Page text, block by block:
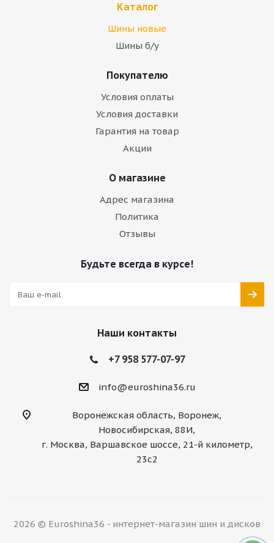
Каталог
Шины новые
Шины б/у
Покупателю
Условия оплаты
Условия доставки
Гарантия на товар
Акции
О магазине
Адрес магазина
Политика
Отзывы
Будьте всегда в курсе!
Наши контакты
+7 958 577-07-97
info@euroshina36.ru
Воронежская область, Воронеж,
Новосибирская, 88И,
г. Москва, Варшавское шоссе, 21-й километр,
23с2
2026 © Euroshina36 - интернет-магазин шин и дисков